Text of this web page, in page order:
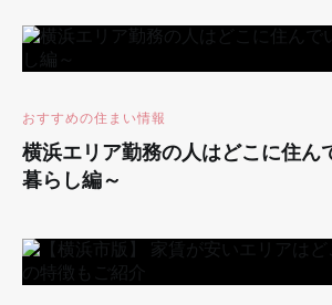
おすすめの住まい情報
横浜エリア勤務の人はどこに住ん
暮らし編～